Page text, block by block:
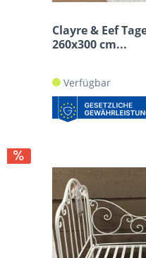
Clayre & Eef
260x300 cm...
Verfügbar